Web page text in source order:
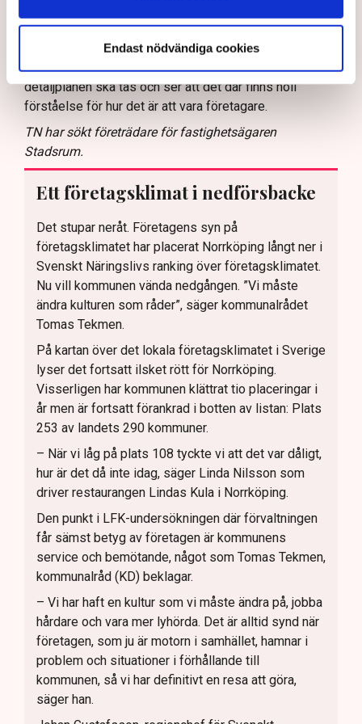
Endast nödvändiga cookies
som att den ena delen av förvaltningen inte vet vad den
andra gör. Och då sitter jag ändå med i
Samhällsplaneringsnämnden i kommunen där
detaljplanen ska tas och ser att det där finns noll
förståelse för hur det är att vara företagare.
TN har sökt företrädare för fastighetsägaren
Stadsrum.
Ett företagsklimat i nedförsbacke
Det stupar neråt. Företagens syn på
företagsklimatet har placerat Norrköping långt ner i
Svenskt Näringslivs ranking över företagsklimatet.
Nu vill kommunen vända nedgången. ”Vi måste
ändra kulturen som råder”, säger kommunalrådet
Tomas Tekmen.
På kartan över det lokala företagsklimatet i Sverige
lyser det fortsatt ilsket rött för Norrköping.
Visserligen har kommunen klättrat tio placeringar i
år men är fortsatt förankrad i botten av listan: Plats
253 av landets 290 kommuner.
– När vi låg på plats 108 tyckte vi att det var dåligt,
hur är det då inte idag, säger Linda Nilsson som
driver restaurangen Lindas Kula i Norrköping.
Den punkt i LFK-undersökningen där förvaltningen
får sämst betyg av företagen är kommunens
service och bemötande, något som Tomas Tekmen,
kommunalråd (KD) beklagar.
– Vi har haft en kultur som vi måste ändra på, jobba
hårdare och vara mer lyhörda. Det är alltid synd när
företagen, som ju är motorn i samhället, hamnar i
problem och situationer i förhållande till
kommunen, så vi har definitivt en resa att göra,
säger han.